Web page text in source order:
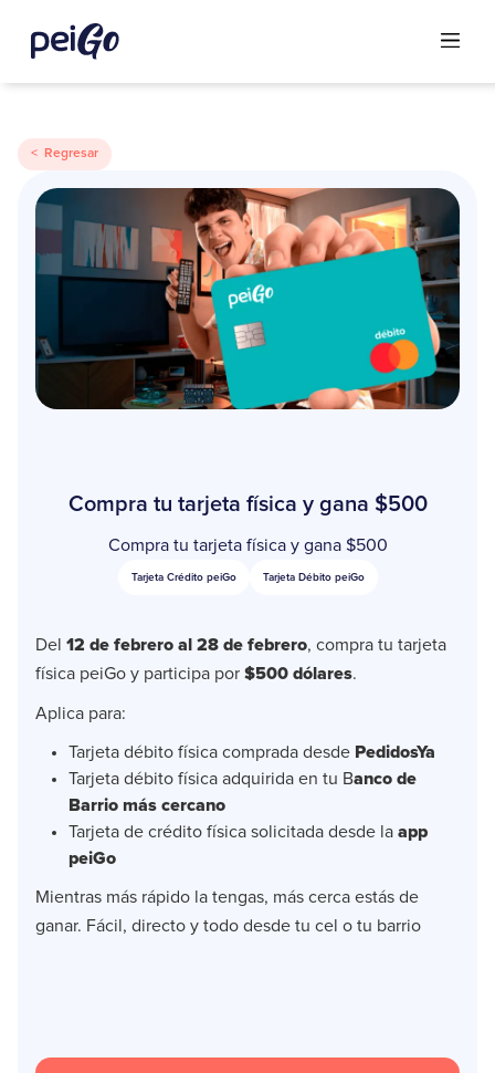
< Regresar
Compra tu tarjeta física y gana $500
Compra tu tarjeta física y gana $500
Tarjeta Crédito peiGo Tarjeta Débito peiGo
Del 12 de febrero al 28 de febrero, compra tu tarjeta
física peiGo y participa por $500 dólares.
Aplica para:
Tarjeta débito física comprada desde PedidosYa
Tarjeta débito física adquirida en tu Banco de
Barrio más cercano
Tarjeta de crédito física solicitada desde la app
peiGo
Mientras más rápido la tengas, más cerca estás de
ganar. Fácil, directo y todo desde tu cel o tu barrio